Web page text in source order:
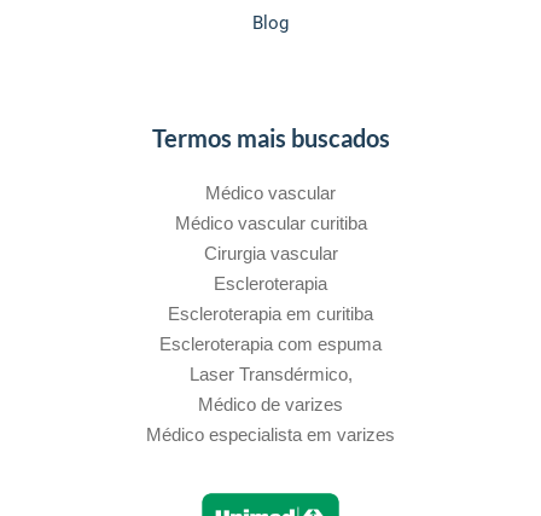
Blog
Termos mais buscados
Médico vascular
Médico vascular curitiba
Cirurgia vascular
Escleroterapia
Escleroterapia em curitiba
Escleroterapia com espuma
Laser Transdérmico,
Médico de varizes
Médico especialista em varizes